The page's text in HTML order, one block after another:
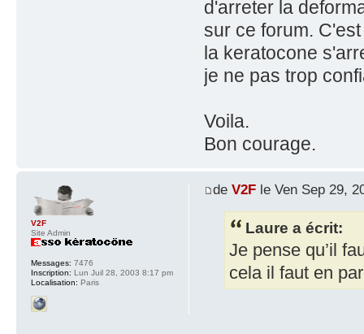
d'arreter la
sur ce forum.
la keratocone
je ne pas trop
Voila.
Bon courage.
de V2Fle Ven Sep 29,
Laure a écrit:
Je pense qu’il
cela il faut en
V2F
Site Admin
Messages: 7476
Inscription: Lun Juil 28, 2003 8:17 pm
Localisation: Paris